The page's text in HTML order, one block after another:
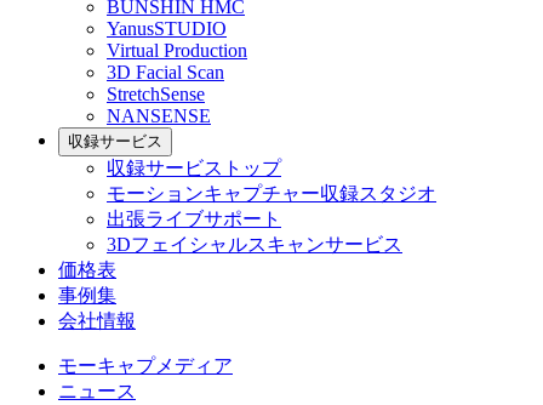
BUNSHIN HMC
YanusSTUDIO
Virtual Production
3D Facial Scan
StretchSense
NANSENSE
収録サービス
収録サービストップ
モーションキャプチャー収録スタジオ
出張ライブサポート
3Dフェイシャルスキャンサービス
価格表
事例集
会社情報
モーキャプメディア
ニュース